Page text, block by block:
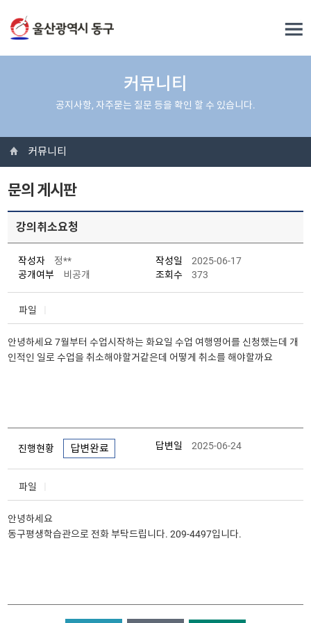
커뮤니티
공지사항, 자주묻는 질문 등을 확인 할 수 있습니다.
커뮤니티
문의 게시판
강의취소요청
작성자 정** 작성일
2025-06-17
공개여부
비공개 조회수 373
파일
안녕하세요 7월부터 수업시작하는 화요일 수업 여행영어를 신청했는데 개
인적인 일로 수업을 취소해야할거같은데 어떻게 취소를 해야할까요
진행현황 답변완료 답변일 2025-06-24
파일
안녕하세요
동구평생학습관으로 전화 부탁드립니다. 209-4497입니다.